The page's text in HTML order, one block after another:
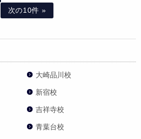
次の10件 »
大崎品川校
新宿校
吉祥寺校
青葉台校